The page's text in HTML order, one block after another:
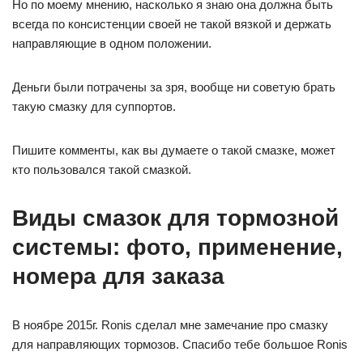
Но по моему мнению, насколько я знаю она должна быть
всегда по консистенции своей не такой вязкой и держать
направляющие в одном положении.
Деньги были потрачены за зря, вообще ни советую брать
такую смазку для суппортов.
Пишите комменты, как вы думаете о такой смазке, может
кто пользовался такой смазкой.
Виды смазок для тормозной
системы: фото, применение,
номера для заказа
В ноябре 2015г. Ronis сделал мне замечание про смазку
для направляющих тормозов. Спасибо тебе большое Ronis